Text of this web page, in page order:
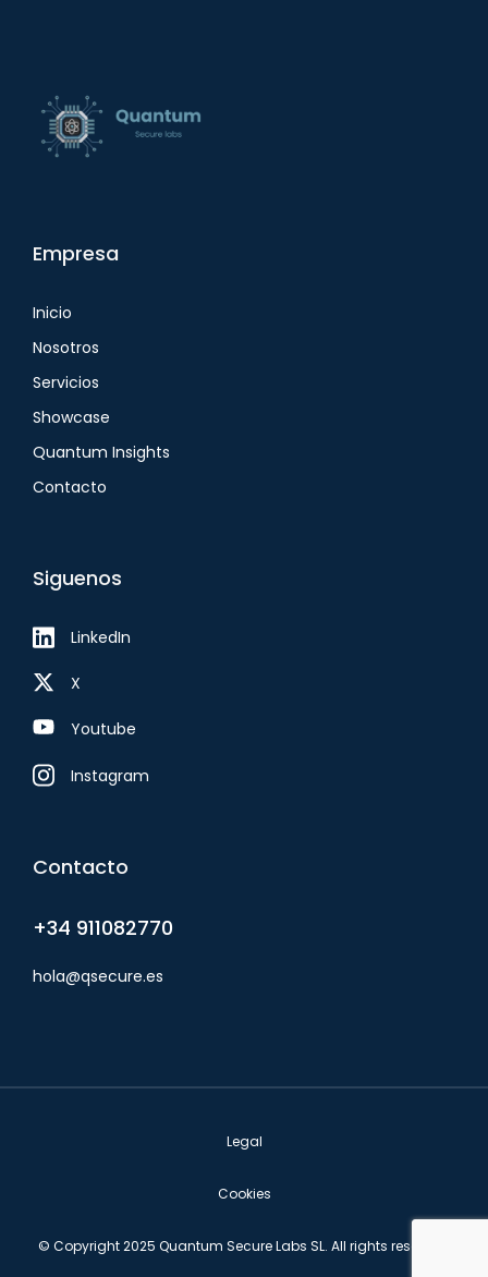
Empresa
Inicio
Nosotros
Servicios
Showcase
Quantum Insights
Contacto
Siguenos
LinkedIn
X
Youtube
Instagram
Contacto
+34 911082770
hola@qsecure.es
© Copyright 2025 Quantum Secure Labs SL. All rights reserved.
Legal
Cookies